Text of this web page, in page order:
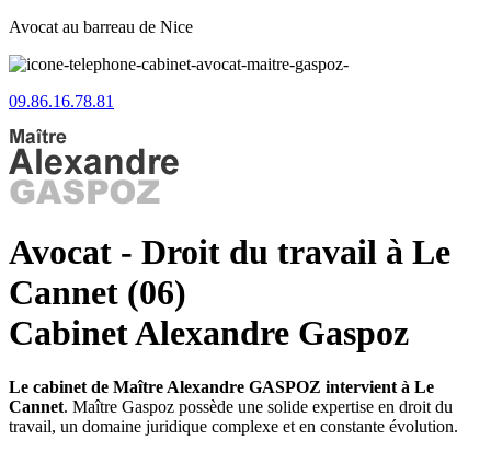
Avocat au barreau de Nice
09.86.16.78.81
Avocat - Droit du travail à Le
Cannet (06)
Cabinet Alexandre Gaspoz
Le cabinet de Maître Alexandre GASPOZ intervient à Le
Cannet. Maître Gaspoz possède une solide expertise en droit du
travail, un domaine juridique complexe et en constante évolution.